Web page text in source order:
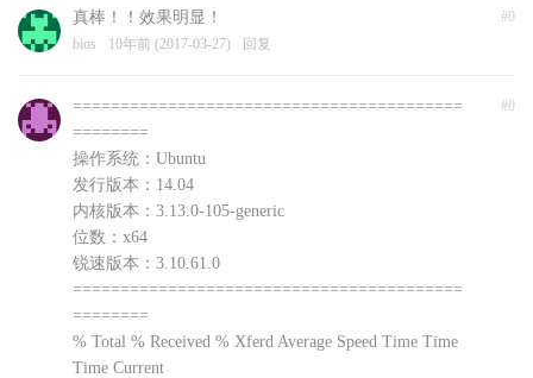
#0
真棒！！效果明显！
bios 10年前 (2017-03-27) 回复
#0
=========================================
========
操作系统：Ubuntu
发行版本：14.04
内核版本：3.13.0-105-generic
位数：x64
锐速版本：3.10.61.0
=========================================
========
% Total % Received % Xferd Average Speed Time Time
Time Current